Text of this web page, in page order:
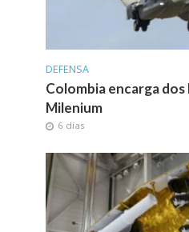
DEFENSA
Colombia encarga dos
Milenium
6 días